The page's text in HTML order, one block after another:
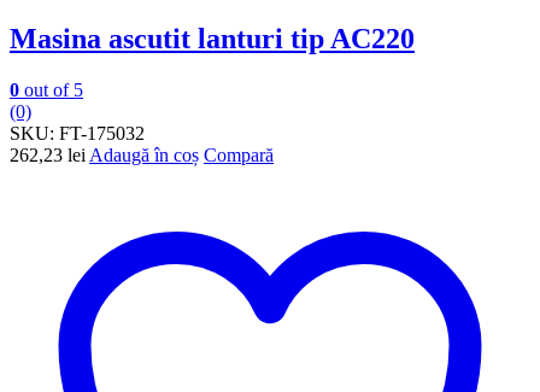
Masina ascutit lanturi tip AC220
0 out of 5
(0)
SKU: FT-175032
262,23 lei Adaugă în coș Compară